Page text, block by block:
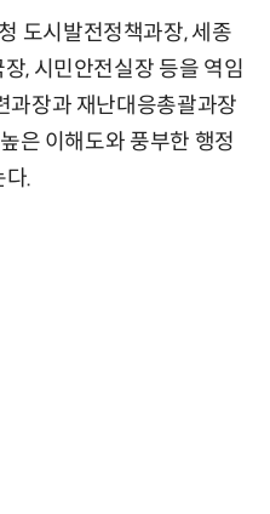
도시발전정책과장, 세종
, 시민안전실장 등을 역임
과장과 재난대응총괄과장
은 이해도와 풍부한 행정
다.